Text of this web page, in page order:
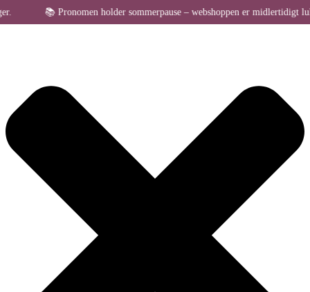
Administrer samtykke til cookies
📚 Pronomen holder sommerpause – webshoppen er midlertidigt